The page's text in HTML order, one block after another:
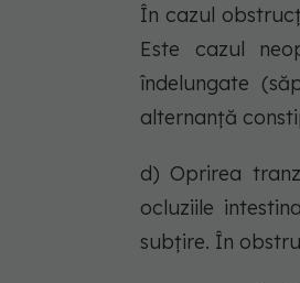
În cazul
Este cazul
îndelungate
alternanță
d) Oprirea
ocluziile
subțire. În